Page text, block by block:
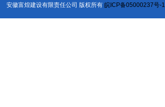
安徽富煌建设有限责任公司 版权所有 皖ICP备05000237号-1